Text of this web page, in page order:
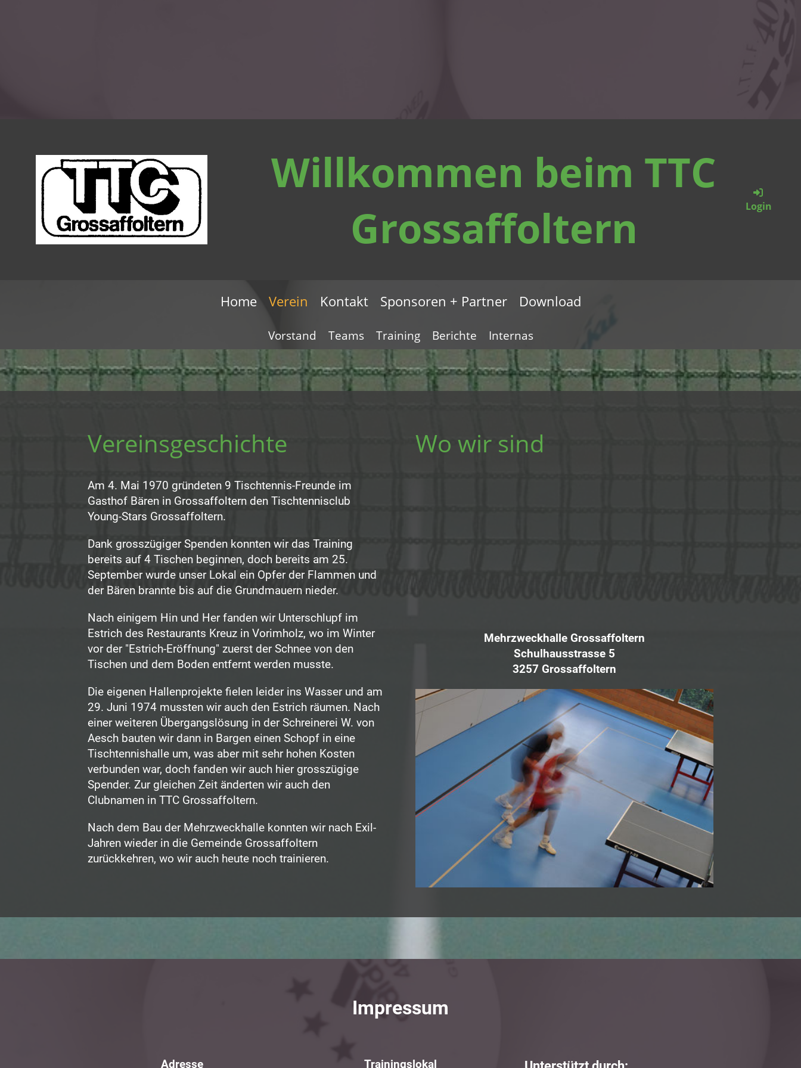
Willkommen beim TTC
Grossaffoltern
Login
Home Verein Kontakt Sponsoren + Partner Download
Vorstand Teams Training Berichte Internas
Vereinsgeschichte
Am 4. Mai 1970 gründeten 9 Tischtennis-Freunde im
Gasthof Bären in Grossaffoltern den Tischtennisclub
Young-Stars Grossaffoltern.
Dank grosszügiger Spenden konnten wir das Training
bereits auf 4 Tischen beginnen, doch bereits am 25.
September wurde unser Lokal ein Opfer der Flammen und
der Bären brannte bis auf die Grundmauern nieder.
Nach einigem Hin und Her fanden wir Unterschlupf im
Estrich des Restaurants Kreuz in Vorimholz, wo im Winter
vor der "Estrich-Eröffnung" zuerst der Schnee von den
Tischen und dem Boden entfernt werden musste.
Die eigenen Hallenprojekte fielen leider ins Wasser und am
29. Juni 1974 mussten wir auch den Estrich räumen. Nach
einer weiteren Übergangslösung in der Schreinerei W. von
Aesch bauten wir dann in Bargen einen Schopf in eine
Tischtennishalle um, was aber mit sehr hohen Kosten
verbunden war, doch fanden wir auch hier grosszügige
Spender. Zur gleichen Zeit änderten wir auch den
Clubnamen in TTC Grossaffoltern.
Nach dem Bau der Mehrzweckhalle konnten wir nach Exil-
Jahren wieder in die Gemeinde Grossaffoltern
zurückkehren, wo wir auch heute noch trainieren.
Wo wir sind
Mehrzweckhalle Grossaffoltern
Schulhausstrasse 5
3257 Grossaffoltern
Impressum
Adresse Trainingslokal